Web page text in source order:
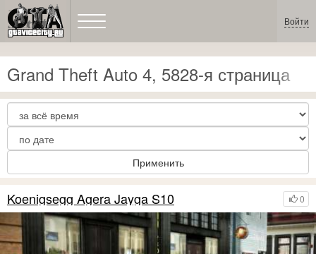
Войти
Grand Theft Auto 4, 5828-я страница
Применить
0
Koenigsegg Agera Jayga S10